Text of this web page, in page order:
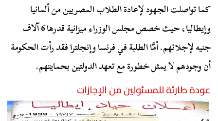
كما تواصلت الجهود لإعادة الطلاب المصريين من ألمانيا
وإيطاليا، حيث خصص مجلس الوزراء ميزانية قدرها 6 آلاف
جنيه لإجلائهم. أمَّا الطلبة في فرنسا وإنجلترا فقد رأت الحكومة
أن وجودهم لا يمثل خطورة مع تعهد الدولتين بحمايتهم.
عودة طارئة للمسئولين من الإجازات